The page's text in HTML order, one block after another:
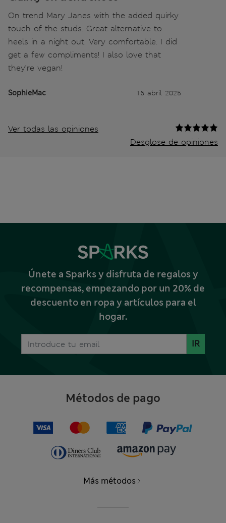
On trend Mary Janes with the added quirky
touch of the studs. Great alternative to
heels in a night out. Very comfortable. I did
get a few compliments! I also love that
they’re vegan!
SophieMac 16 abril 2025
Ver todas las opiniones
Desglose de opiniones
Únete a Sparks y disfruta de regalos y
recompensas, empezando por un 20% de
descuento en ropa y artículos para el
hogar.
IR
Métodos de pago
Más métodos